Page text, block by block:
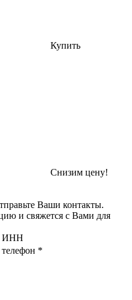
Купить
Снизим цену!
Ваши контакты.
и свяжется с Вами для
ИНН
*